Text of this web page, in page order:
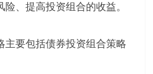
、提高投资组合的收益。
主要包括债券投资组合策略